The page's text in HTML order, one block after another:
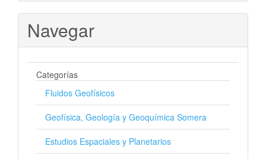
Navegar
Categorías
Fluidos Geofísicos
Geofísica, Geología y Geoquímica Somera
Estudios Espaciales y Planetarios